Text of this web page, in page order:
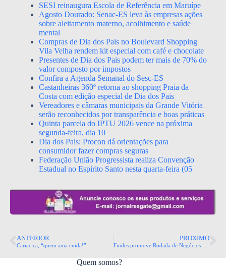
SESI reinaugura Escola de Referência em Maruípe
Agosto Dourado: Senac-ES leva às empresas ações
sobre aleitamento materno, acolhimento e saúde
mental
Compras de Dia dos Pais no Boulevard Shopping
Vila Velha rendem kit especial com café e chocolate
Presentes de Dia dos Pais podem ter mais de 70% do
valor composto por impostos
Confira a Agenda Semanal do Sesc-ES
Castanheiras 360º retorna ao shopping Praia da
Costa com edição especial de Dia dos Pais
Vereadores e câmaras municipais da Grande Vitória
serão reconhecidos por transparência e boas práticas
Quinta parcela do IPTU 2026 vence na próxima
segunda-feira, dia 10
Dia dos Pais: Procon dá orientações para
consumidor fazer compras seguras
Federação União Progressista realiza Convenção
Estadual no Espírito Santo nesta quarta-feira (05
ANTERIOR
Cariacica, “quem ama cuida!”
PRÓXIMO
Quem somos?